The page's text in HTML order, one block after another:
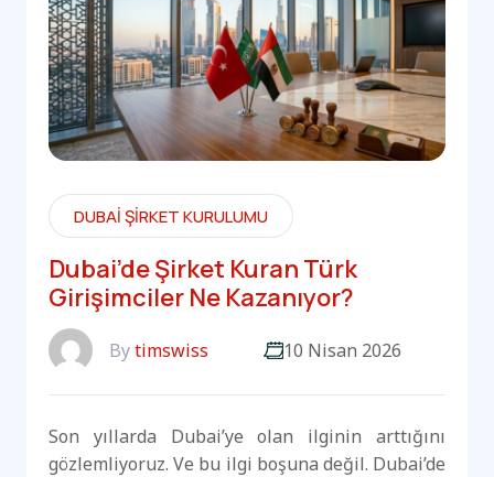
DUBAI ŞIRKET KURULUMU
Dubai’de Şirket Kuran Türk
Girişimciler Ne Kazanıyor?
Bytimswiss 10 Nisan 2026
Son yıllarda Dubai’ye olan ilginin arttığını
gözlemliyoruz. Ve bu ilgi boşuna değil. Dubai’de